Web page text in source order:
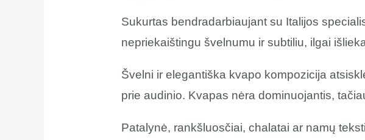
Sukurtas bendradarbiaujant su Italijos
nepriekaištingu švelnumu ir subtiliu, ilgai
Švelni ir elegantiška kvapo kompozicija
prie audinio. Kvapas nėra dominuojantis,
Patalynė, rankšluosčiai, chalatai ar namų